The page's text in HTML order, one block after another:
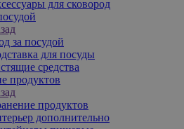
для сковород
за посудой
для посуды
средства
продуктов
продуктов
дополнительно